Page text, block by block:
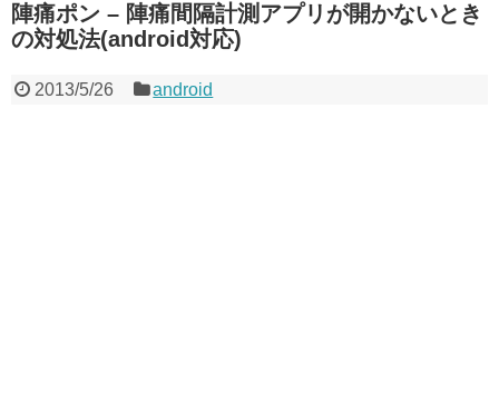
陣痛ポン – 陣痛間隔計測アプリが開かないとき
の対処法(android対応)
2013/5/26 android